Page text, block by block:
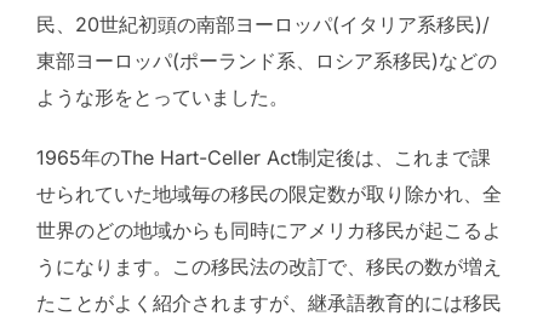
民、20世紀初頭の南部ヨーロッパ(イタリア系移民)/
東部ヨーロッパ(ポーランド系、ロシア系移民)などの
ような形をとっていました。
1965年のThe Hart-Celler Act制定後は、これまで課
せられていた地域毎の移民の限定数が取り除かれ、全
世界のどの地域からも同時にアメリカ移民が起こるよ
うになります。この移民法の改訂で、移民の数が増え
たことがよく紹介されますが、継承語教育的には移民